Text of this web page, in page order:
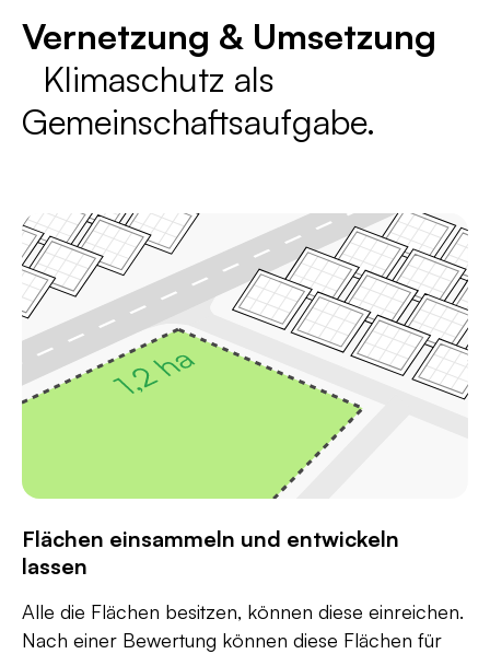
Vernetzung & Umsetzung
Klimaschutz als
Gemeinschaftsaufgabe.
Flächen einsammeln und entwickeln
lassen
Alle die Flächen besitzen, können diese einreichen.
Nach einer Bewertung können diese Flächen für